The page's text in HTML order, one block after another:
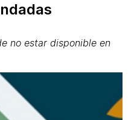
no estar disponible en